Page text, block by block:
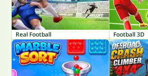
Real Football Football 3D